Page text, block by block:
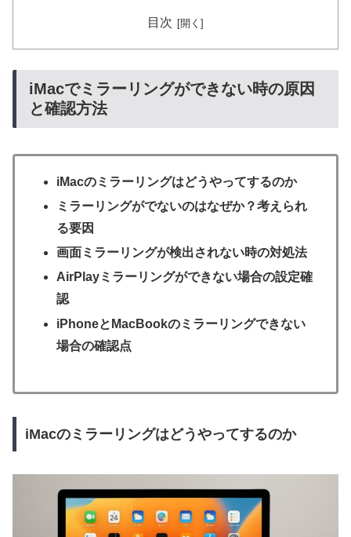
目次
iMacでミラーリングができない時の原因
と確認方法
iMacのミラーリングはどうやってするのか
ミラーリングがでないのはなぜか？考えられ
る要因
画面ミラーリングが検出されない時の対処法
AirPlayミラーリングができない場合の設定確
認
iPhoneとMacBookのミラーリングできない
場合の確認点
iMacのミラーリングはどうやってするのか